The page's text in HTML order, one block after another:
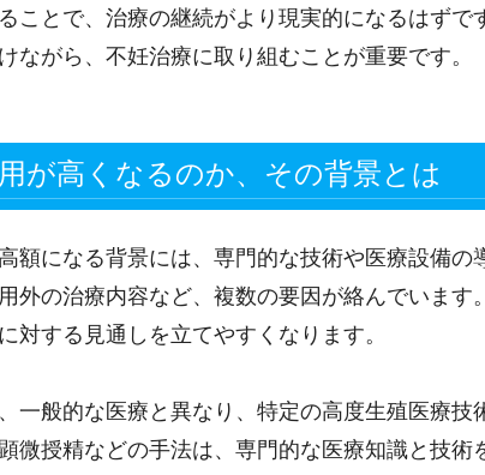
ことで、治療の継続がより現実的になるはずで
ながら、不妊治療に取り組むことが重要です。
が高くなるのか、その背景とは
額になる背景には、専門的な技術や医療設備の
外の治療内容など、複数の要因が絡んでいます
対する見通しを立てやすくなります。
一般的な医療と異なり、特定の高度生殖医療技
微授精などの手法は、専門的な医療知識と技術